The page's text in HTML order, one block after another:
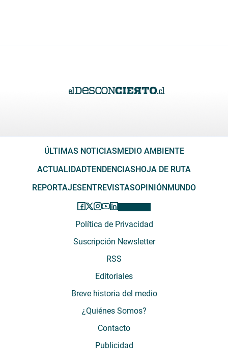
ÚLTIMAS NOTICIASMEDIO AMBIENTE
ACTUALIDADTENDENCIASHOJA DE RUTA
REPORTAJESENTREVISTASOPINIÓNMUNDO
Política de Privacidad
Suscripción Newsletter
RSS
Editoriales
Breve historia del medio
¿Quiénes Somos?
Contacto
Publicidad